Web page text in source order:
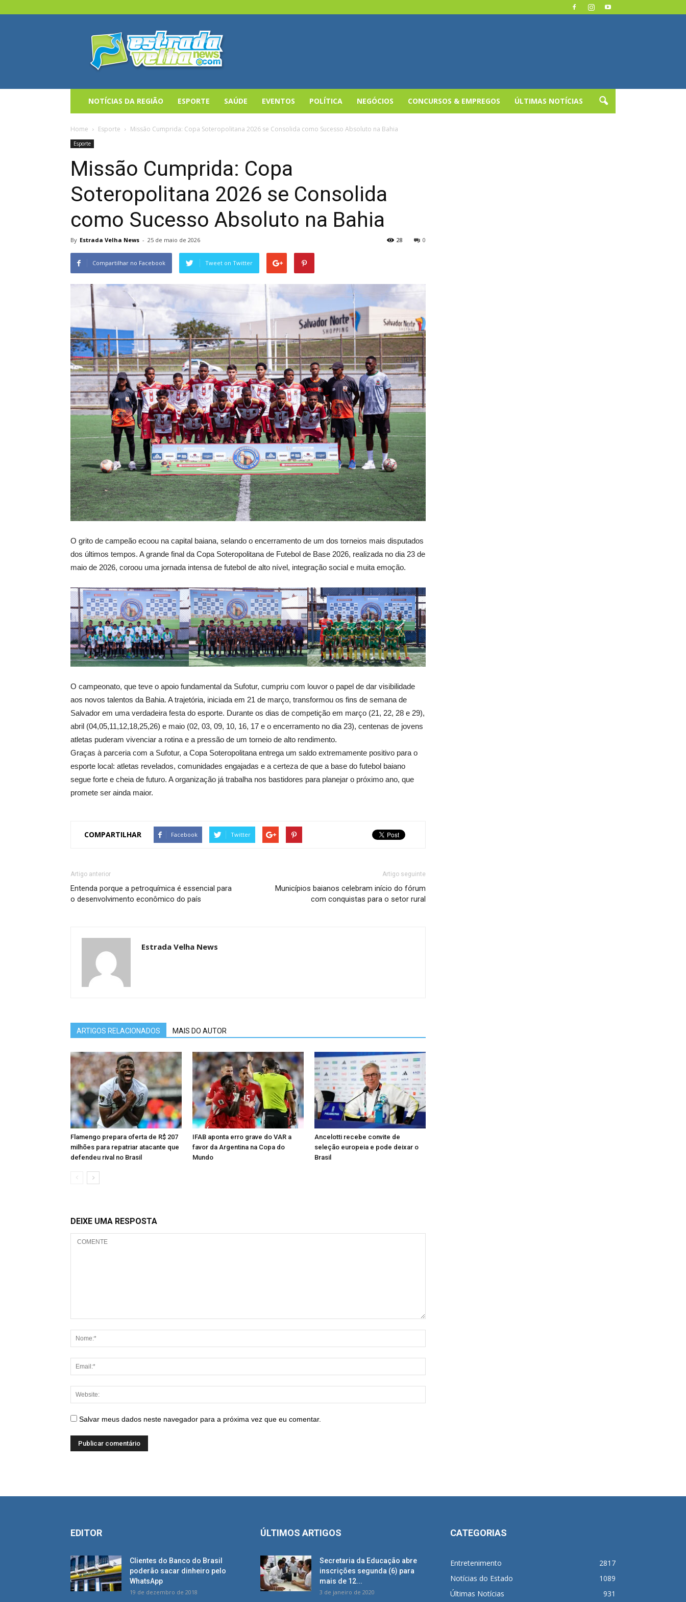
Estrada
Velha
News
NOTÍCIAS DA REGIÃO ESPORTE SAÚDE EVENTOS POLÍTICA NEGÓCIOS CONCURSOS & EMPREGOS ÚLTIMAS NOTÍCIAS
Home Esporte Missão Cumprida: Copa Soteropolitana 2026 se Consolida como Sucesso Absoluto na Bahia
Esporte
Missão Cumprida: Copa
Soteropolitana 2026 se Consolida
como Sucesso Absoluto na Bahia
By Estrada Velha News - 25 de maio de 2026 0
28
Compartilhar no Facebook Tweet on Twitter
O grito de campeão ecoou na capital baiana, selando o encerramento de um dos torneios mais disputados
dos últimos tempos. A grande final da Copa Soteropolitana de Futebol de Base 2026, realizada no dia 23 de
maio de 2026, coroou uma jornada intensa de futebol de alto nível, integração social e muita emoção.
O campeonato, que teve o apoio fundamental da Sufotur, cumpriu com louvor o papel de dar visibilidade
aos novos talentos da Bahia. A trajetória, iniciada em 21 de março, transformou os fins de semana de
Salvador em uma verdadeira festa do esporte. Durante os dias de competição em março (21, 22, 28 e 29),
abril (04,05,11,12,18,25,26) e maio (02, 03, 09, 10, 16, 17 e o encerramento no dia 23), centenas de jovens
atletas puderam vivenciar a rotina e a pressão de um torneio de alto rendimento.
Graças à parceria com a Sufotur, a Copa Soteropolitana entrega um saldo extremamente positivo para o
esporte local: atletas revelados, comunidades engajadas e a certeza de que a base do futebol baiano
segue forte e cheia de futuro. A organização já trabalha nos bastidores para planejar o próximo ano, que
promete ser ainda maior.
COMPARTILHAR Facebook Twitter
Artigo anterior
Entenda porque a petroquímica é essencial para
o desenvolvimento econômico do país
Artigo seguinte
Municípios baianos celebram início do fórum
com conquistas para o setor rural
Estrada Velha News
ARTIGOS RELACIONADOS MAIS DO AUTOR
Flamengo prepara oferta de R$ 207
milhões para repatriar atacante que
defendeu rival no Brasil
IFAB aponta erro grave do VAR a
favor da Argentina na Copa do
Mundo
Ancelotti recebe convite de
seleção europeia e pode deixar o
Brasil
DEIXE UMA RESPOSTA
Salvar meus dados neste navegador para a próxima vez que eu comentar.
EDITOR
Clientes do Banco do Brasil
poderão sacar dinheiro pelo
WhatsApp
19 de dezembro de 2018
ÚLTIMOS ARTIGOS
Secretaria da Educação abre
inscrições segunda (6) para
mais de 12...
3 de janeiro de 2020
CATEGORIAS
Entretenimento
2817
Notícias do Estado
1089
Últimas Notícias
931